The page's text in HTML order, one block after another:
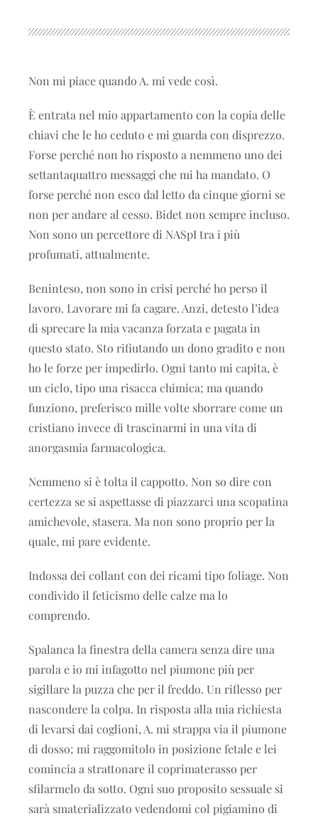
Non mi piace quando A. mi vede così.
È entrata nel mio appartamento con la copia delle
chiavi che le ho ceduto e mi guarda con disprezzo.
Forse perché non ho risposto a nemmeno uno dei
settantaquattro messaggi che mi ha mandato. O
forse perché non esco dal letto da cinque giorni se
non per andare al cesso. Bidet non sempre incluso.
Non sono un percettore di NASpI tra i più
profumati, attualmente.
Beninteso, non sono in crisi perché ho perso il
lavoro. Lavorare mi fa cagare. Anzi, detesto l’idea
di sprecare la mia vacanza forzata e pagata in
questo stato. Sto rifiutando un dono gradito e non
ho le forze per impedirlo. Ogni tanto mi capita, è
un ciclo, tipo una risacca chimica; ma quando
funziono, preferisco mille volte sborrare come un
cristiano invece di trascinarmi in una vita di
anorgasmia farmacologica.
Nemmeno si è tolta il cappotto. Non so dire con
certezza se si aspettasse di piazzarci una scopatina
amichevole, stasera. Ma non sono proprio per la
quale, mi pare evidente.
Indossa dei collant con dei ricami tipo foliage. Non
condivido il feticismo delle calze ma lo
comprendo.
Spalanca la finestra della camera senza dire una
parola e io mi infagotto nel piumone più per
sigillare la puzza che per il freddo. Un riflesso per
nascondere la colpa. In risposta alla mia richiesta
di levarsi dai coglioni, A. mi strappa via il piumone
di dosso; mi raggomitolo in posizione fetale e lei
comincia a strattonare il coprimaterasso per
sfilarmelo da sotto. Ogni suo proposito sessuale si
sarà smaterializzato vedendomi col pigiamino di